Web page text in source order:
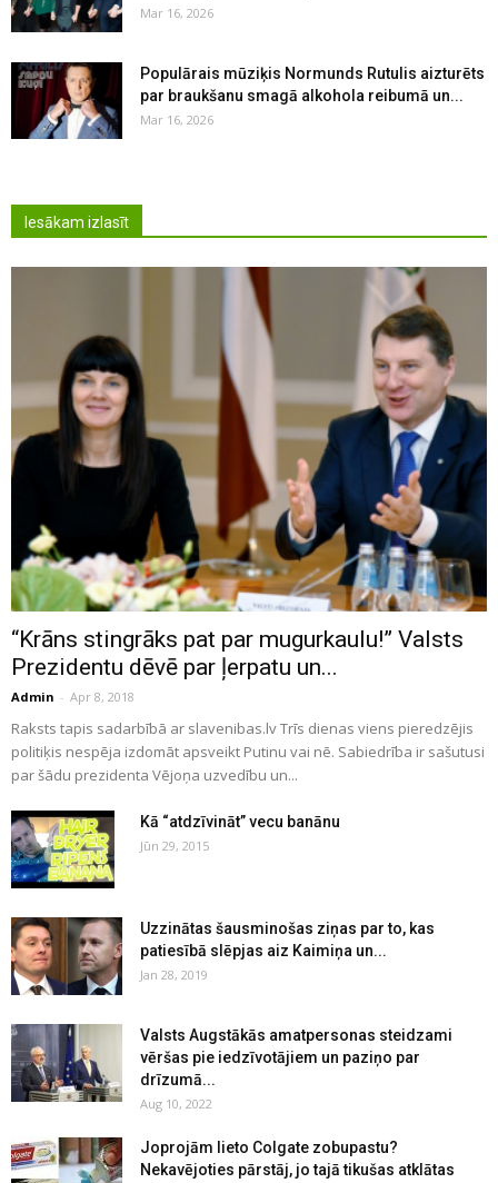
Mar 16, 2026
Populārais mūziķis Normunds Rutulis aizturēts
par braukšanu smagā alkohola reibumā un...
Mar 16, 2026
Iesākam izlasīt
“Krāns stingrāks pat par mugurkaulu!” Valsts
Prezidentu dēvē par ļerpatu un...
Admin - Apr 8, 2018
Raksts tapis sadarbībā ar slavenibas.lv Trīs dienas viens pieredzējis
politiķis nespēja izdomāt apsveikt Putinu vai nē. Sabiedrība ir sašutusi
par šādu prezidenta Vējoņa uzvedību un...
Kā “atdzīvināt” vecu banānu
Jūn 29, 2015
Uzzinātas šausminošas ziņas par to, kas
patiesībā slēpjas aiz Kaimiņa un...
Jan 28, 2019
Valsts Augstākās amatpersonas steidzami
vēršas pie iedzīvotājiem un paziņo par
drīzumā...
Aug 10, 2022
Joprojām lieto Colgate zobupastu?
Nekavējoties pārstāj, jo tajā tikušas atklātas